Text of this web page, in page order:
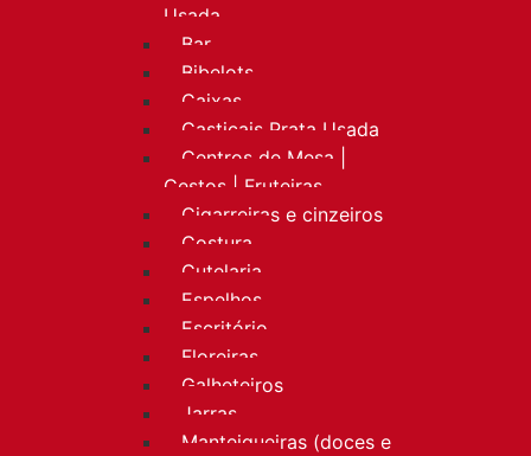
Usada
Bar
Bibelots
Caixas
Castiçais Prata Usada
Centros de Mesa |
Cestos | Fruteiras
Cigarreiras e cinzeiros
Costura
Cutelaria
Espelhos
Escritório
Floreiras
Galheteiros
Jarras
Manteigueiras (doces e